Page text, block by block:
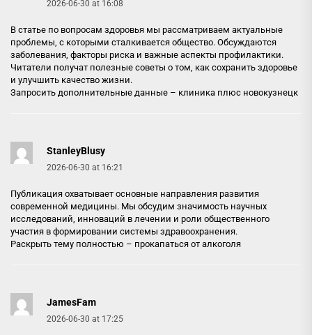
2026-06-30 at 16:08
В статье по вопросам здоровья мы рассматриваем актуальные
проблемы, с которыми сталкивается общество. Обсуждаются
заболевания, факторы риска и важные аспекты профилактики.
Читатели получат полезные советы о том, как сохранить здоровье
и улучшить качество жизни.
Запросить дополнительные данные – клиника плюс новокузнецк
StanleyBlusy
2026-06-30 at 16:21
Публикация охватывает основные направления развития
современной медицины. Мы обсудим значимость научных
исследований, инноваций в лечении и роли общественного
участия в формировании системы здравоохранения.
Раскрыть тему полностью – прокапаться от алкоголя
JamesFam
2026-06-30 at 17:25